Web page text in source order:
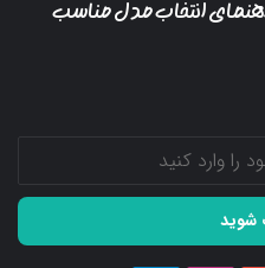
انتخاب مدل مناسب